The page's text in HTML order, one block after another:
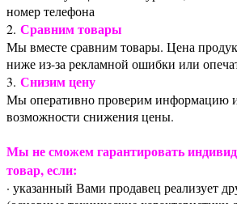
номер телефона
2. Сравним товары
Мы вместе сравним товары. Цена
ниже из-за рекламной ошибки или
3. Снизим цену
Мы оперативно проверим информацию
возможности снижения цены.
Мы не сможем гарантировать
товар, если:
· указанный Вами продавец реализует